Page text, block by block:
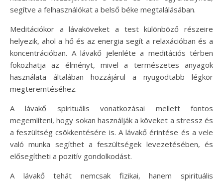
segítve a felhasználókat a belső béke megtalálásában.
Meditációkor a lávaköveket a test különböző részeire
helyezik, ahol a hő és az energia segít a relaxációban és a
koncentrációban. A lávakő jelenléte a meditációs térben
fokozhatja az élményt, mivel a természetes anyagok
használata általában hozzájárul a nyugodtabb légkör
megteremtéséhez.
A lávakő spirituális vonatkozásai mellett fontos
megemlíteni, hogy sokan használják a köveket a stressz és
a feszültség csökkentésére is. A lávakő érintése és a vele
való munka segíthet a feszültségek levezetésében, és
elősegítheti a pozitív gondolkodást.
A lávakő tehát nemcsak fizikai, hanem spirituális